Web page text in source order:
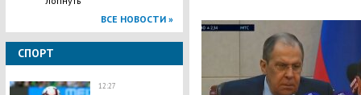
ВСЕ НОВОСТИ »
СПОРТ
12:27